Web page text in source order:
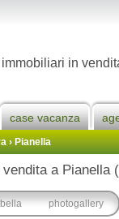
in
case vacanza
›Pianella
a Pianella
photogallery